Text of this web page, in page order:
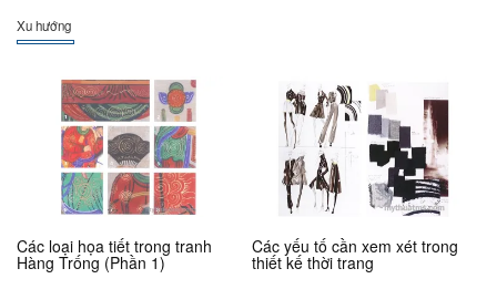
Xu hướng
Các loại họa tiết trong tranh
Hàng Trống (Phần 1)
Các yếu tố cần xem xét trong
thiết kế thời trang